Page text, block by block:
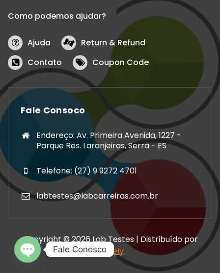
Como podemos ajudar?
Ajuda
Return & Refund
Contato
Coupon Code
Fale Consoco
Endereço: Av. Primeira Avenida, 1227 -
Parque Res. Laranjeiras, Serra - ES
Telefone: (27) 9 9272 4701
labtestes@labcarreiras.com.br
Copyright © 2026 Lab Testes | Distribuído por
Storely
Fale Conosco